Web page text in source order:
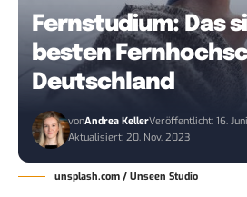
Fernstudium: Das
besten
Deutschland
vonAndrea KellerVeröffentlicht: 16.
Aktualisiert: 20. Nov. 2023
unsplash.com / Unseen Studio